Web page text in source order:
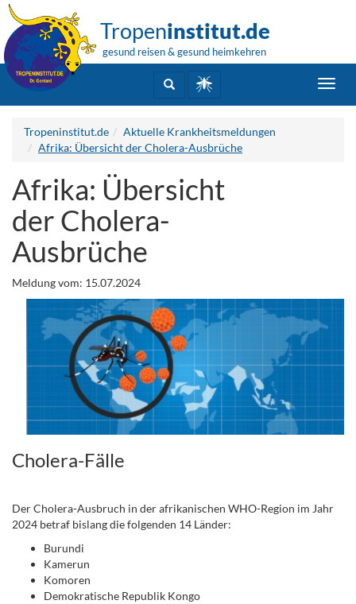
Tropeninstitut.de
gesund reisen & gesund heimkehren
Tropeninstitut.de
Aktuelle Krankheitsmeldungen
Afrika: Übersicht der Cholera-Ausbrüche
Afrika: Übersicht
der Cholera-
Ausbrüche
Meldung vom: 15.07.2024
Cholera-Fälle
Der Cholera-Ausbruch in der afrikanischen WHO-Region im Jahr
2024 betraf bislang die folgenden 14 Länder:
Burundi
Kamerun
Komoren
Demokratische Republik Kongo